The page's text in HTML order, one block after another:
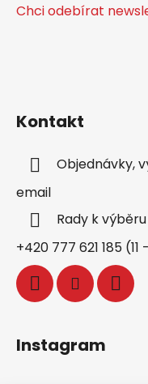
Chci odebírat
Kontakt
Objednávky,
email
Rady k
+420 777 621 185 (11
Instagram